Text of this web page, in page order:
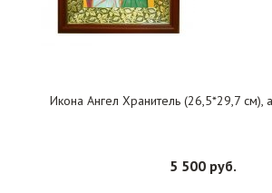
Икона Ангел Хранитель (26,5*29,7 см),
5 500 руб.